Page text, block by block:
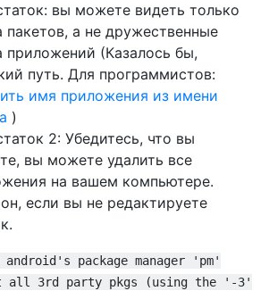
вы можете видеть только
пакетов, а не дружественные
приложений (Казалось бы,
путь. Для программистов:
имя приложения из имени
)
2: Убедитесь, что вы
вы можете удалить все
на вашем компьютере.
если вы не редактируете
android's package manager 'pm'
3rd party pkgs (using the '-3'